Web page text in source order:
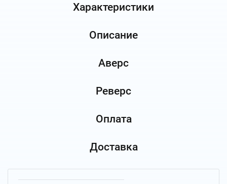
Характеристики
Описание
Аверс
Реверс
Оплата
Доставка